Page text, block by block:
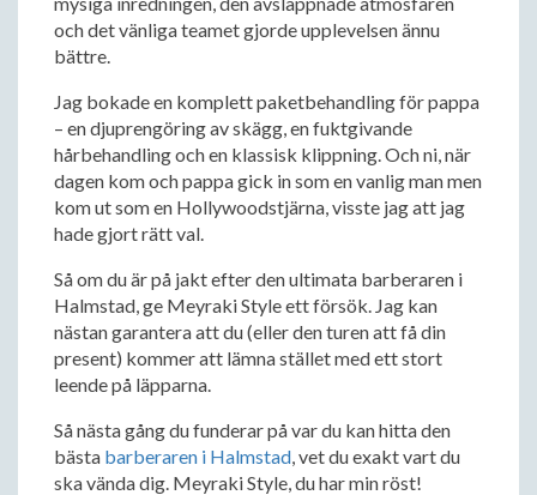
och det vänliga teamet gjorde upplevelsen ännu
bättre.
Jag bokade en komplett paketbehandling för pappa
– en djuprengöring av skägg, en fuktgivande
hårbehandling och en klassisk klippning. Och ni, när
dagen kom och pappa gick in som en vanlig man men
kom ut som en Hollywoodstjärna, visste jag att jag
hade gjort rätt val.
Så om du är på jakt efter den ultimata barberaren i
Halmstad, ge Meyraki Style ett försök. Jag kan
nästan garantera att du (eller den turen att få din
present) kommer att lämna stället med ett stort
leende på läpparna.
Så nästa gång du funderar på var du kan hitta den
bästa barberaren i Halmstad, vet du exakt vart du
ska vända dig. Meyraki Style, du har min röst!